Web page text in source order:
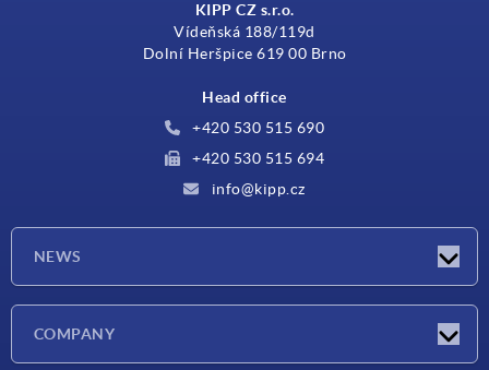
KIPP CZ s.r.o.
Vídeňská 188/119d
Dolní Heršpice 619 00 Brno
Head office
+420 530 515 690
+420 530 515 694
info@kipp.cz
NEWS
COMPANY